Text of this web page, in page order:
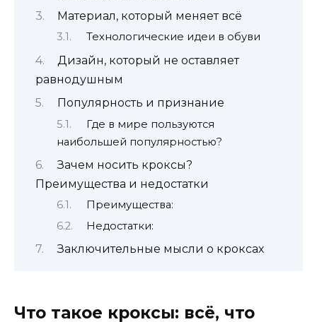
Материал, который меняет всё
Технологические идеи в обуви
Дизайн, который не оставляет
равнодушным
Популярность и признание
Где в мире пользуются
наибольшей популярностью?
Зачем носить кроксы?
Преимущества и недостатки
Преимущества:
Недостатки:
Заключительные мысли о кроксах
Что такое кроксы: всё, что